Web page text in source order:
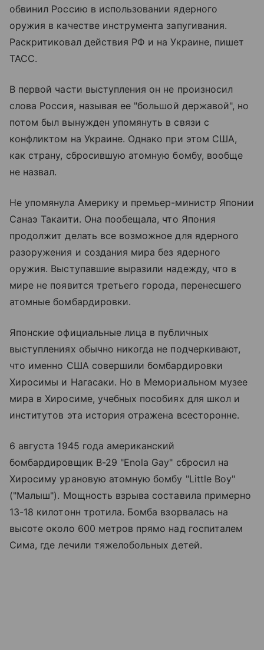
обвинил Россию в использовании ядерного
оружия в качестве инструмента запугивания.
Раскритиковал действия РФ и на Украине, пишет
ТАСС.
В первой части выступления он не произносил
слова Россия, называя ее "большой державой", но
потом был вынужден упомянуть в связи с
конфликтом на Украине. Однако при этом США,
как страну, сбросившую атомную бомбу, вообще
не назвал.
Не упомянула Америку и премьер-министр Японии
Санаэ Такаити. Она пообещала, что Япония
продолжит делать все возможное для ядерного
разоружения и создания мира без ядерного
оружия. Выступавшие выразили надежду, что в
мире не появится третьего города, перенесшего
атомные бомбардировки.
Японские официальные лица в публичных
выступлениях обычно никогда не подчеркивают,
что именно США совершили бомбардировки
Хиросимы и Нагасаки. Но в Мемориальном музее
мира в Хиросиме, учебных пособиях для школ и
институтов эта история отражена всесторонне.
6 августа 1945 года американский
бомбардировщик B-29 "Enola Gay" сбросил на
Хиросиму урановую атомную бомбу "Little Boy"
("Малыш"). Мощность взрыва составила примерно
13-18 килотонн тротила. Бомба взорвалась на
высоте около 600 метров прямо над госпиталем
Сима, где лечили тяжелобольных детей.